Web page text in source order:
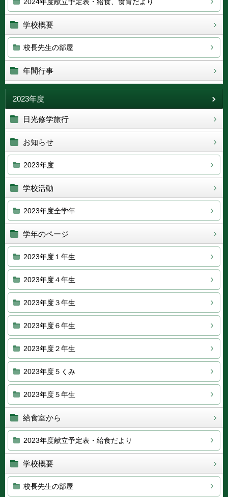
学校概要
校長先生の部屋
年間行事
2023年度
日光修学旅行
お知らせ
2023年度
学校活動
2023年度全学年
学年のページ
2023年度１年生
2023年度４年生
2023年度３年生
2023年度６年生
2023年度２年生
2023年度５くみ
2023年度５年生
給食室から
2023年度献立予定表・給食だより
学校概要
校長先生の部屋